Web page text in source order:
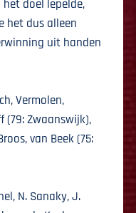
het doel lepelde,
het dus alleen
uit handen
Vermolen,
(79: Zwaanswijk),
van Beek (75:
N. Sanaky, J.